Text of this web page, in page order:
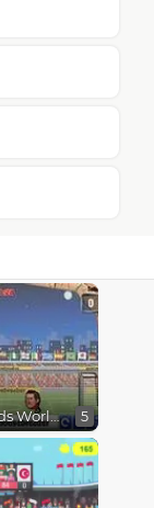
Sports Heads World Cup 5